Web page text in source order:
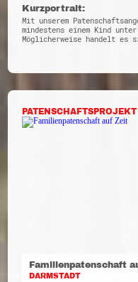
Kurzportrait:
Mit unserem
mindestens einem Kind
Möglicherweise handelt
PATENSCHAFTSPROJEKT
Familienpatenschaft
DARMSTADT